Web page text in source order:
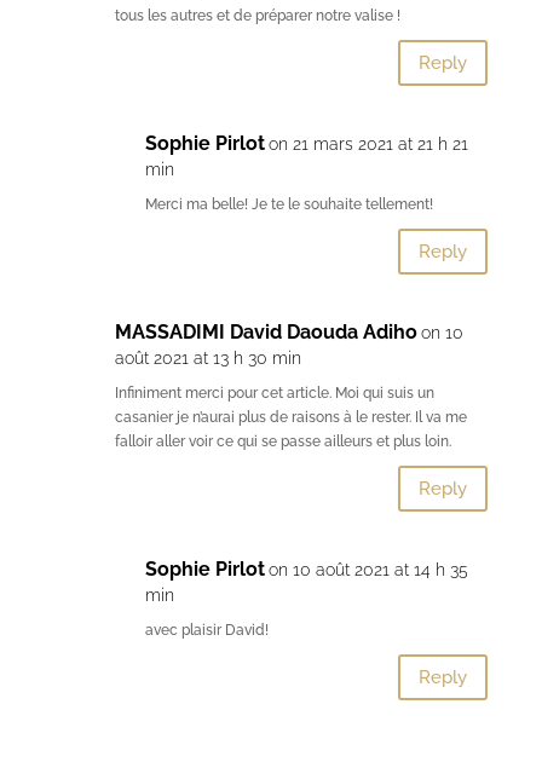
tous les autres et de préparer notre valise !
Reply
Sophie Pirlot on 21 mars 2021 at 21 h 21
min
Merci ma belle! Je te le souhaite tellement!
Reply
MASSADIMI David Daouda Adiho on 10
août 2021 at 13 h 30 min
Infiniment merci pour cet article. Moi qui suis un
casanier je n’aurai plus de raisons à le rester. Il va me
falloir aller voir ce qui se passe ailleurs et plus loin.
Reply
Sophie Pirlot on 10 août 2021 at 14 h 35
min
avec plaisir David!
Reply